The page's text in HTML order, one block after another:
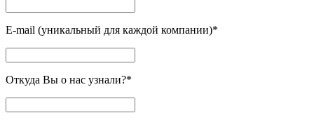
E-mail (уникальный для каждой компании)*
Откуда Вы о нас узнали?*